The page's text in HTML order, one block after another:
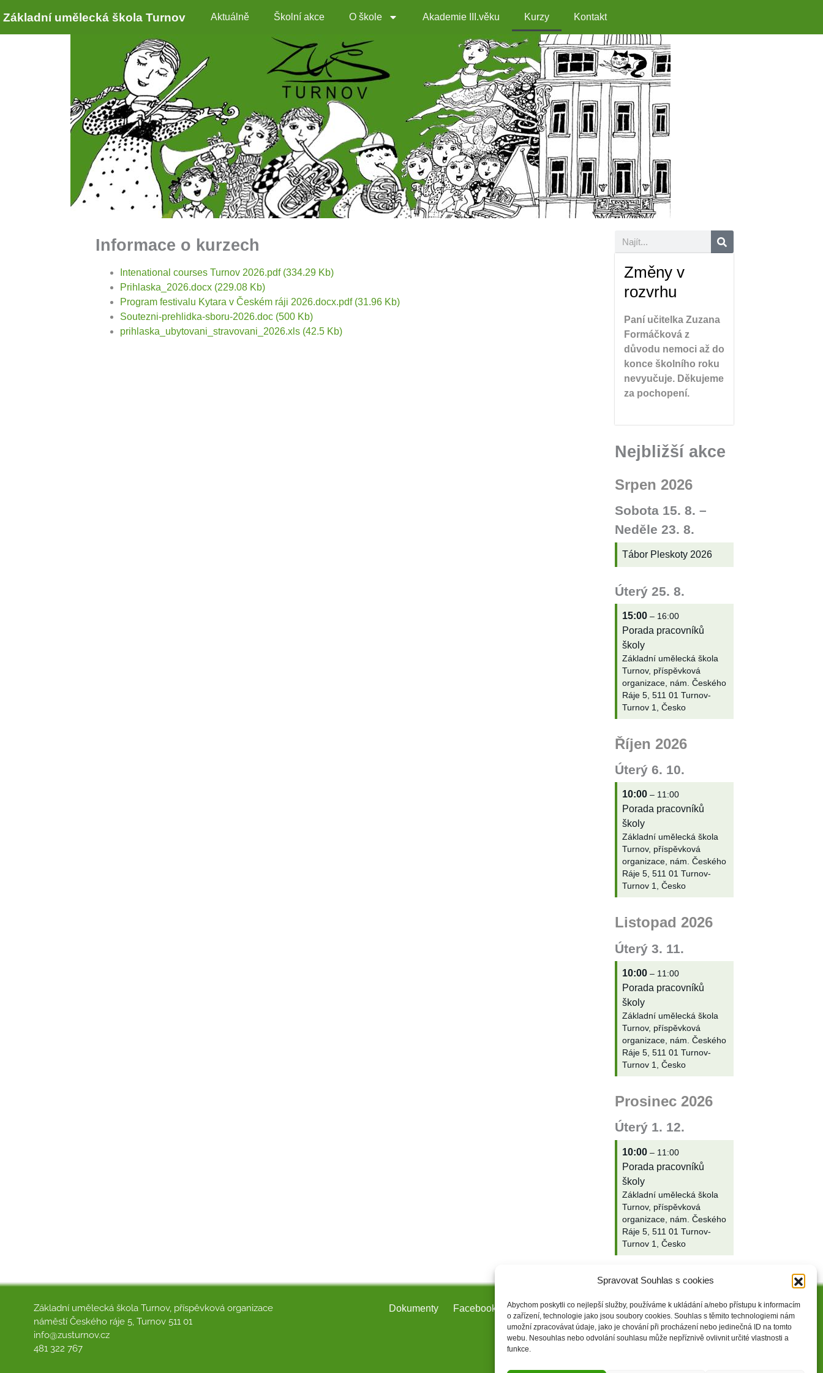
Spravovat Souhlas s cookies
Abychom poskytli co nejlepší služby, používáme k ukládání a/nebo přístupu k informacím
o zařízení, technologie jako jsou soubory cookies. Souhlas s těmito technologiemi nám
umožní zpracovávat údaje, jako je chování při procházení nebo jedinečná ID na tomto
webu. Nesouhlas nebo odvolání souhlasu může nepříznivě ovlivnit určité vlastnosti a
funkce.
Základní umělecká škola Turnov Aktuálně Školní akce O škole Akademie III.věku Kurzy Kontakt
Informace o kurzech
Intenational courses Turnov 2026.pdf(334.29 Kb)
Prihlaska_2026.docx (229.08 Kb)
Program festivalu Kytara v Českém ráji 2026.docx.pdf(31.96 Kb)
Soutezni-prehlidka-sboru-2026.doc (500 Kb)
prihlaska_ubytovani_stravovani_2026.xls (42.5 Kb)
Změny v
rozvrhu
Paní učitelka Zuzana
Formáčková z
důvodu nemoci až do
konce školního roku
nevyučuje. Děkujeme
za pochopení.
Nejbližší akce
Srpen 2026
Sobota 15. 8. –
Neděle 23. 8.
Tábor Pleskoty 2026
Úterý 25. 8.
15:00 – 16:00
Porada pracovníků
školy
Základní umělecká škola
Turnov, příspěvková
organizace, nám. Českého
Ráje 5, 511 01 Turnov-
Turnov 1, Česko
Říjen 2026
Úterý 6. 10.
10:00 – 11:00
Porada pracovníků
školy
Základní umělecká škola
Turnov, příspěvková
organizace, nám. Českého
Ráje 5, 511 01 Turnov-
Turnov 1, Česko
Listopad 2026
Úterý 3. 11.
10:00 – 11:00
Porada pracovníků
školy
Základní umělecká škola
Turnov, příspěvková
organizace, nám. Českého
Ráje 5, 511 01 Turnov-
Turnov 1, Česko
Prosinec 2026
Úterý 1. 12.
10:00 – 11:00
Porada pracovníků
školy
Základní umělecká škola
Turnov, příspěvková
organizace, nám. Českého
Ráje 5, 511 01 Turnov-
Turnov 1, Česko
Základní umělecká škola Turnov, příspěvková organizace
náměstí Českého ráje 5, Turnov 511 01
info@zusturnov.cz
481 322 767
Dokumenty Facebook Kontakt Zásady cookies (EU)